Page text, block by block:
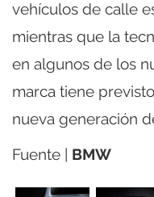
vehículos de calle
mientras que la
en algunos de los
marca tiene
nueva generación
Fuente | BMW